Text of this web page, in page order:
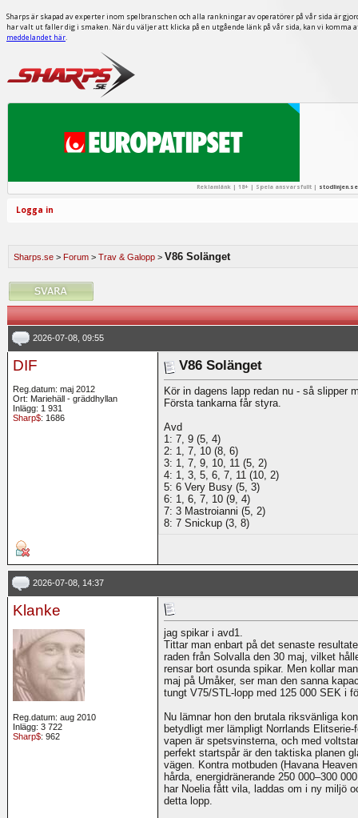
Sharps är skapad av experter inom spelbranschen och alla rankningar av operatörer på vår sida är
har valt ut faller dig i smaken. När du väljer att klicka på en utgående länk på vår sida, kan vi
meddelandet här.
Reklamlänk | 18+ | Spela ansvarsfullt | stodlinjen.se
Logga in
Sharps.se > Forum > Trav & Galopp > V86 Solänget
2026-07-08, 09:55
DIF
Reg.datum: maj 2012
Ort: Mariehäll - gräddhyllan
Inlägg: 1 931
Sharp$: 1686
V86 Solänget
Kör in dagens lapp redan nu - så slipper
Första tankarna får styra.
Avd
1: 7, 9 (5, 4)
2: 1, 7, 10 (8, 6)
3: 1, 7, 9, 10, 11 (5, 2)
4: 1, 3, 5, 6, 7, 11 (10, 2)
5: 6 Very Busy (5, 3)
6: 1, 6, 7, 10 (9, 4)
7: 3 Mastroianni (5, 2)
8: 7 Snickup (3, 8)
2026-07-08, 14:37
Klanke
Reg.datum: aug 2010
Inlägg: 3 722
Sharp$: 962
jag spikar i avd1.
Tittar man enbart på det senaste
raden från Solvalla den 30 maj, vilket
rensar bort osunda spikar. Men kollar
maj på Umåker, ser man den sanna
tungt V75/STL-lopp med 125 000 SEK i
Nu lämnar hon den brutala riksvänliga
betydligt mer lämpligt Norrlands
vapen är spetsvinsterna, och med
perfekt startspår är den taktiska planen
vägen. Kontra motbuden (Havana
hårda, energidränerande 250 000–300
har Noelia fått vila, laddas om i ny miljö
detta lopp.